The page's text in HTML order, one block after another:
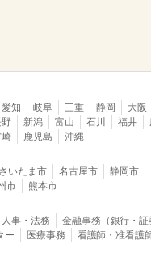
愛知 岐阜 三重 静岡 大阪
野 新潟 富山 石川 福井
崎 鹿児島 沖縄
さいたま市 名古屋市 静岡市
市 熊本市
事・法務 金融事務（銀行・証
ー 医療事務 看護師・准看護